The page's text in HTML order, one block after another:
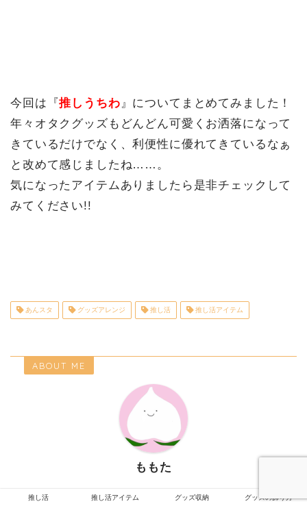
今回は『推しうちわ』についてまとめてみました！
年々オタクグッズもどんどん可愛くお洒落になって
きているだけでなく、利便性に優れてきているなぁ
と改めて感じましたね……。
気になったアイテムありましたら是非チェックして
みてください!!
あんスタ グッズアレンジ 推し活 推し活アイテム
ABOUT ME
ももた
推し活や日常生活で役立ちそうな情報を発信中。無理の
推し活 推し活アイテム グッズ収納 グッズの飾り方